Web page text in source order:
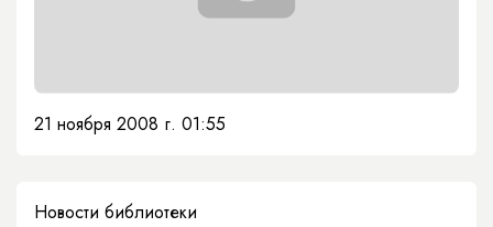
21 ноября 2008 г. 01:55
Новости библиотеки